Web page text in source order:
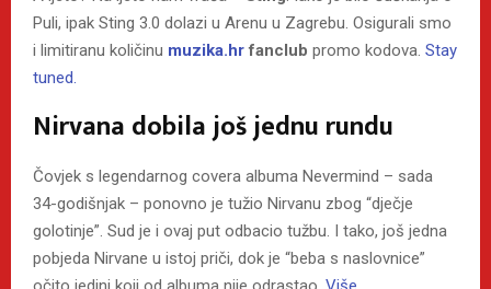
Puli, ipak Sting 3.0 dolazi u Arenu u Zagrebu. Osigurali smo
i limitiranu količinu muzika.hrfanclub promo kodova. Stay
tuned.
Nirvana dobila još jednu rundu
Čovjek s legendarnog covera albuma Nevermind – sada
34-godišnjak – ponovno je tužio Nirvanu zbog “dječje
golotinje”. Sud je i ovaj put odbacio tužbu. I tako, još jedna
pobjeda Nirvane u istoj priči, dok je “beba s naslovnice”